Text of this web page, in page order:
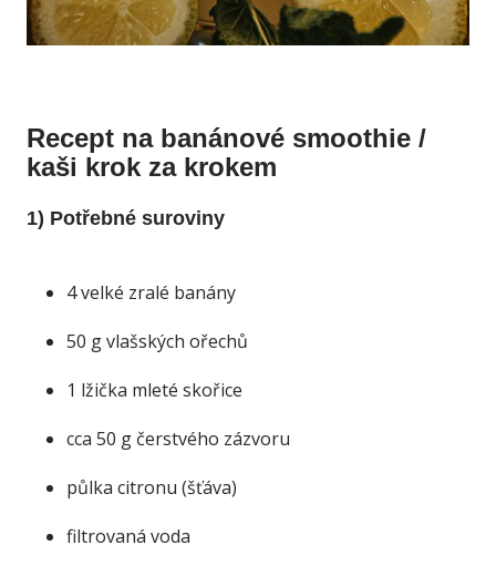
Recept na banánové smoothie /
kaši krok za krokem
1) Potřebné suroviny
4 velké zralé banány
50 g vlašských ořechů
1 lžička mleté skořice
cca 50 g čerstvého zázvoru
půlka citronu (šťáva)
filtrovaná voda